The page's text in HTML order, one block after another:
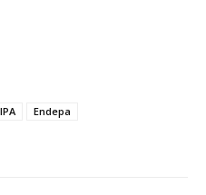
Endepa